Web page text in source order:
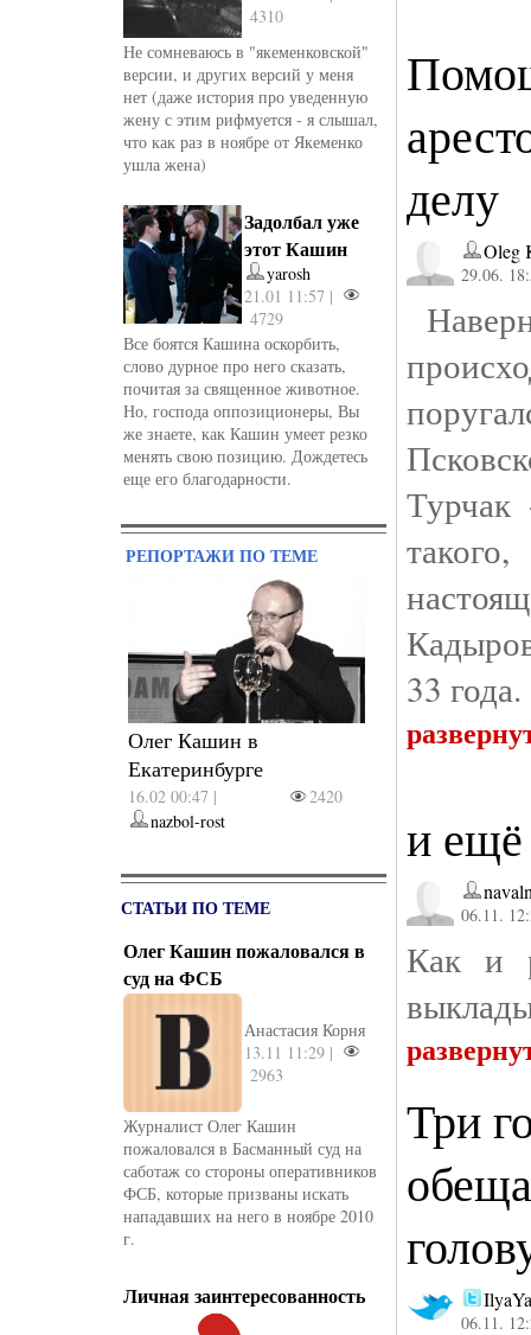
4310
Не сомневаюсь в "якеменковской"
версии, и других версий у меня
нет (даже история про уведенную
жену с этим рифмуется - я слышал,
что как раз в ноябре от Якеменко
ушла жена)
Задолбал уже
этот Кашин
yarosh
21.01 11:57 |
4729
Все боятся Кашина оскорбить,
слово дурное про него сказать,
почитая за священное животное.
Но, господа оппозиционеры, Вы
же знаете, как Кашин умеет резко
менять свою позицию. Дождетесь
еще его благодарности.
РЕПОРТАЖИ ПО ТЕМЕ
Олег Кашин в
Екатеринбурге
16.02 00:47 |
2420
nazbol-rost
СТАТЬИ ПО ТЕМЕ
Олег Кашин пожаловался в
суд на ФСБ
Анастасия Корня
13.11 11:29 |
2963
Журналист Олег Кашин
пожаловался в Басманный суд на
саботаж со сто­роны оперативников
ФСБ, которые призваны искать
нападавших на него в ноябре 2010
г.
Личная заинтересованность
делу
Oleg
29.06.
33 года.
и ещё
06.11.
Как и
Три
06.11.